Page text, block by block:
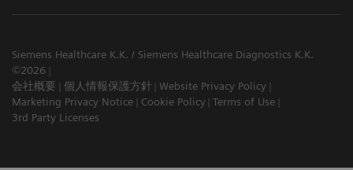
Siemens Healthcare K.K. / Siemens Healthcare Diagnostics K.K.
©2026
会社概要
個人情報保護方針
Website Privacy Policy
Marketing Privacy Notice
Cookie Policy Terms of Use
3rd Party Licenses